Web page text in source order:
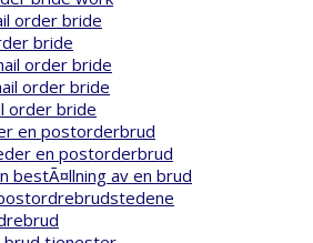
order bride
bride
order bride
order bride
order bride
en postorderbrud
en postorderbrud
bestÃ¤llning av en brud